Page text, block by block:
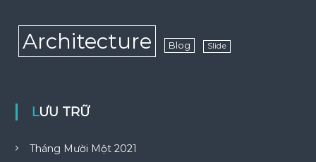
Architecture Blog Slide
LƯU TRỮ
Tháng Mười Một 2021